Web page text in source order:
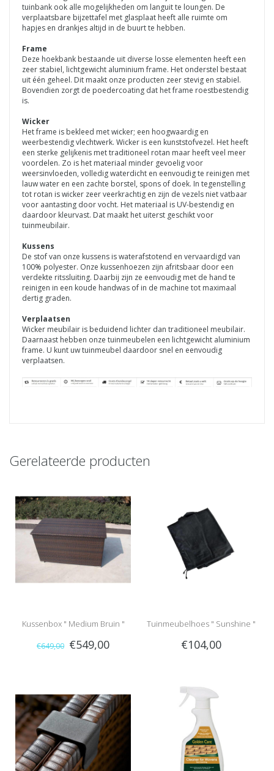
tuinbank ook alle mogelijkheden om languit te loungen. De
verplaatsbare bijzettafel met glasplaat heeft alle ruimte om
hapjes en drankjes altijd in de buurt te hebben.
Frame
Deze hoekbank bestaande uit diverse losse elementen heeft een
zeer stabiel, lichtgewicht aluminium frame. Het onderstel bestaat
uit één geheel. Dit maakt onze producten zeer stevig en stabiel.
Bovendien zorgt de poedercoating dat het frame roestbestendig
is.
Wicker
Het frame is bekleed met wicker; een hoogwaardig en
weerbestendig vlechtwerk. Wicker is een kunststofvezel. Het heeft
een sterke gelijkenis met traditioneel rotan maar heeft veel meer
voordelen. Zo is het materiaal minder gevoelig voor
weersinvloeden, volledig waterdicht en eenvoudig te reinigen met
lauw water en een zachte borstel, spons of doek. In tegenstelling
tot rotan is wicker zeer veerkrachtig en zijn de vezels niet vatbaar
voor aantasting door vocht. Het materiaal is UV-bestendig en
daardoor kleurvast. Dat maakt het uiterst geschikt voor
tuinmeubilair.
Kussens
De stof van onze kussens is waterafstotend en vervaardigd van
100% polyester. Onze kussenhoezen zijn afritsbaar door een
verdekte ritssluiting. Daarbij zijn ze eenvoudig met de hand te
reinigen in een koude handwas of in de machine tot maximaal
dertig graden.
Verplaatsen
Wicker meubilair is beduidend lichter dan traditioneel meubilair.
Daarnaast hebben onze tuinmeubelen een lichtgewicht aluminium
frame. U kunt uw tuinmeubel daardoor snel en eenvoudig
verplaatsen.
Gerelateerde producten
Kussenbox " Medium Bruin "
€649,00 €549,00
Tuinmeubelhoes " Sunshine "
€104,00